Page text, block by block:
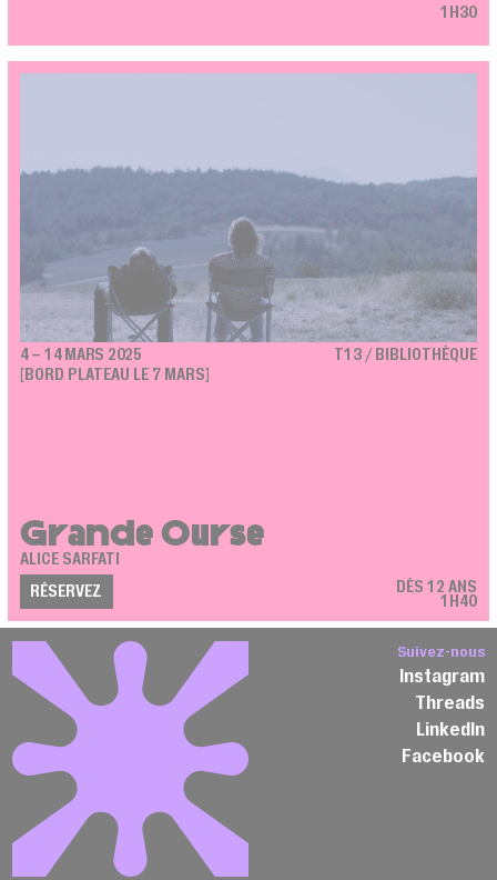
1H30
4 – 14 MARS 2025
[BORD PLATEAU LE 7 MARS]
T13 / BIBLIOTHÈQUE
Grande Ourse
ALICE SARFATI
RÉSERVEZ
DÈS 12 ANS
1H40
Suivez-nous
Instagram
Threads
LinkedIn
Facebook